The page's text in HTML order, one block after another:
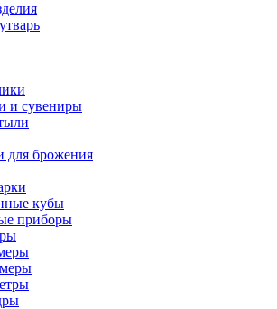
и сувениры
для брожения
кубы
приборы